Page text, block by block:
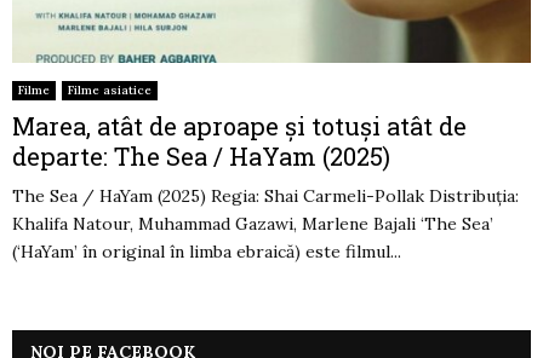
Filme Filme asiatice
Marea, atât de aproape și totuși atât de
departe: The Sea / HaYam (2025)
The Sea / HaYam (2025) Regia: Shai Carmeli-Pollak Distribuția:
Khalifa Natour, Muhammad Gazawi, Marlene Bajali ‘The Sea’
(‘HaYam’ în original în limba ebraică) este filmul...
NOI PE FACEBOOK